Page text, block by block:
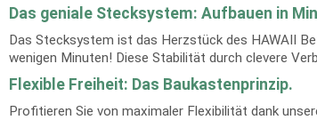
Das geniale Stecksystem: Aufbauen in
Das Stecksystem ist das Herzstück des HAWAII
wenigen Minuten! Diese Stabilität durch clevere
Flexible Freiheit: Das Baukastenprinzip.
Profitieren Sie von maximaler Flexibilität dank